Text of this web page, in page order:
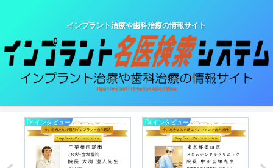
インプラント治療や歯科治療の情報サイト
Dr.インタビュー Dr.インタビュー